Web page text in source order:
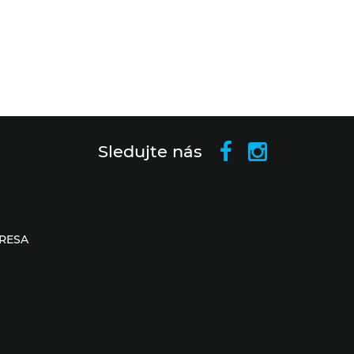
Sledujte nás